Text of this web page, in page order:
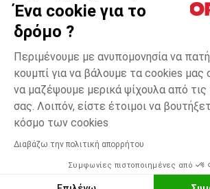
Ένα cookie για το
δρόμο ?
Περιμένουμε με ανυπομονησία να
κουμπί για να βάλουμε τα cookies μας
να μαζέψουμε μερικά ψίχουλα από τις
σας. Λοιπόν, είστε έτοιμοι να
κόσμο των cookies
Διαβάζω την πολιτική απορρήτου
Συμφωνίες πιστοποιημένες από
Εκρού
3
Δυνατότητα πληρωμής με
ΠΡΟΣΘΉΚΗ ΣΤΟ ΚΑΛΆΘΙ
Γενικοί 'Οροι Πώλησης
*Εμπορικες προσφορες
Προσωπικά δεδομένα
Διαχείρηση των cookies
Προσβασιμότητα: μη
H Orchestra συμμετέχει στον κωδικά
μεσολάβησης της Γαλλικής Ομοσπονδίας